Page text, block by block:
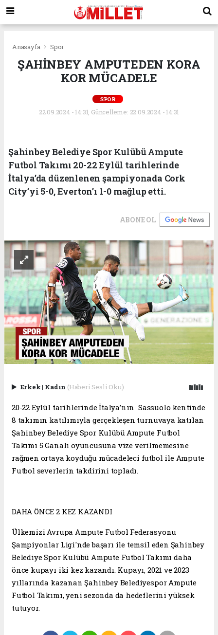
Anasayfa Spor
ŞAHİNBEY AMPUTEDEN KORA
KOR MÜCADELE
SPOR
22.09.2024 - 14:31, Güncelleme: 22.09.2024 - 14:31
Şahinbey Belediye Spor Kulübü Ampute
Futbol Takımı 20-22 Eylül tarihlerinde
İtalya’da düzenlenen şampiyonada Cork
City’yi 5-0, Everton’ı 1-0 mağlup etti.
ABONE OL
Erkek| Kadın (Haberi Sesli Oku)
20-22 Eylül tarihlerinde İtalya’nın Sassuolo kentinde
8 takımın katılımıyla gerçekleşen turnuvaya katılan
Şahinbey Belediye Spor Kulübü Ampute Futbol
Takımı 5 Ganalı oyuncusuna vize verilmemesine
rağmen ortaya koyduğu mücadeleci futbol ile Ampute
Futbol severlerin takdirini topladı.
DAHA ÖNCE 2 KEZ KAZANDI
Ülkemizi Avrupa Ampute Futbol Federasyonu
Şampiyonlar Ligi'nde başarı ile temsil eden Şahinbey
Belediye Spor Kulübü Ampute Futbol Takımı daha
önce kupayı iki kez kazandı. Kupayı, 2021 ve 2023
yıllarında kazanan Şahinbey Belediyespor Ampute
Futbol Takımı, yeni sezonda da hedeflerini yüksek
tutuyor.